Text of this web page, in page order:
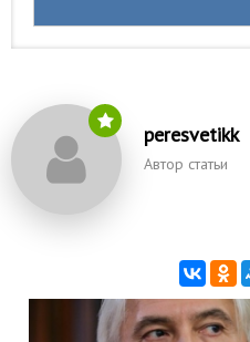
peresvetikk
Автор статьи